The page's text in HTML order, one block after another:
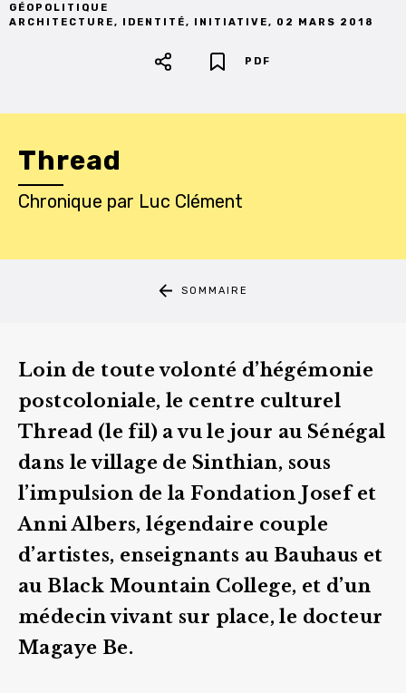
GÉOPOLITIQUE
ARCHITECTURE, IDENTITÉ, INITIATIVE, 02 MARS 2018
PDF
Thread
Chronique par Luc Clément
SOMMAIRE
Loin de toute volonté d’hégémonie
postcoloniale, le centre culturel
Thread (le fil) a vu le jour au Sénégal
dans le village de Sinthian, sous
l’impulsion de la Fondation Josef et
Anni Albers, légendaire couple
d’artistes, enseignants au Bauhaus et
au Black Mountain College, et d’un
médecin vivant sur place, le docteur
Magaye Be.